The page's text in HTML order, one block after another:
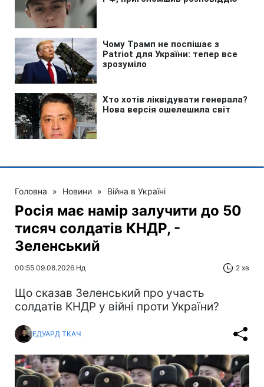
Головна » Новини » Війна в Україні
Росія має намір залучити до 50
тисяч солдатів КНДР, -
Зеленський
00:55 09.08.2026 Нд 2 хв
Що сказав Зеленський про участь
солдатів КНДР у війні проти України?
ЕДУАРД ТКАЧ